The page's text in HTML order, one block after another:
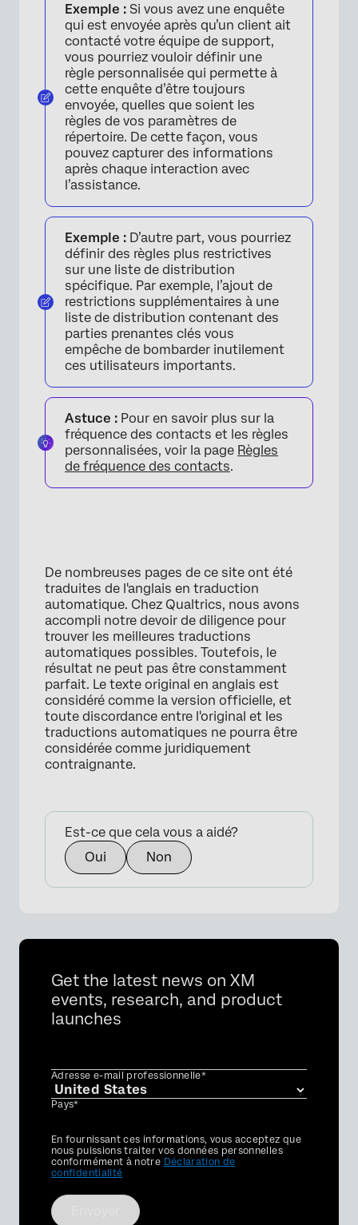
×
Exemple : Si vous avez une enquête
qui est envoyée après qu’un client ait
contacté votre équipe de support,
vous pourriez vouloir définir une
règle personnalisée qui permette à
cette enquête d’être toujours
envoyée, quelles que soient les
règles de vos paramètres de
répertoire. De cette façon, vous
pouvez capturer des informations
après chaque interaction avec
l’assistance.
Exemple : D’autre part, vous pourriez
définir des règles plus restrictives
sur une liste de distribution
spécifique. Par exemple, l’ajout de
restrictions supplémentaires à une
liste de distribution contenant des
parties prenantes clés vous
empêche de bombarder inutilement
ces utilisateurs importants.
Astuce : Pour en savoir plus sur la
fréquence des contacts et les règles
personnalisées, voir la page Règles
de fréquence des contacts.
De nombreuses pages de ce site ont été
traduites de l'anglais en traduction
automatique. Chez Qualtrics, nous avons
accompli notre devoir de diligence pour
trouver les meilleures traductions
automatiques possibles. Toutefois, le
résultat ne peut pas être constamment
parfait. Le texte original en anglais est
considéré comme la version officielle, et
toute discordance entre l'original et les
traductions automatiques ne pourra être
considérée comme juridiquement
contraignante.
Est-ce que cela vous a aidé?
Oui
Non
Get the latest news on XM
events, research, and product
launches
Adresse e-mail professionnelle*
Pays*
Privacy
Optin
En fournissant ces informations, vous acceptez que
nous puissions traiter vos données personnelles
conformément à notre Déclaration de
confidentialité